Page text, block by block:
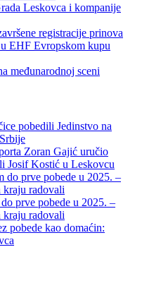
Leskovca i kompanije
registracije prinova
EHF Evropskom kupu
međunarodnoj sceni
pobedili Jedinstvo na
Zoran Gajić uručio
Josif Kostić u Leskovcu
do prve pobede u 2025. –
kraju radovali
prve pobede u 2025. –
kraju radovali
pobede kao domaćin: